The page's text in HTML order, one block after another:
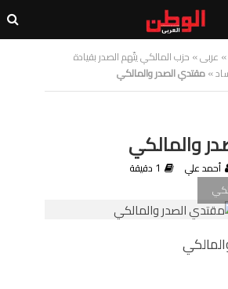
» عربى» حزب المالكي يتّهم الصدر بقيادة
»مقتدي الصدر والمالكي
والمالكي
أحمد علي
1 دقيقة